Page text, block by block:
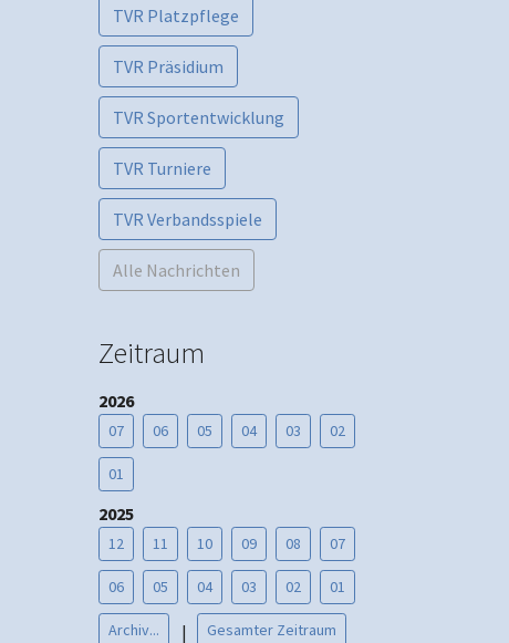
TVR Platzpflege
TVR Präsidium
TVR Sportentwicklung
TVR Turniere
TVR Verbandsspiele
Alle Nachrichten
Zeitraum
2026
07 06 05 04 03 02
01
2025
12 11 10 09 08 07
06 05 04 03 02 01
Archiv... | Gesamter Zeitraum